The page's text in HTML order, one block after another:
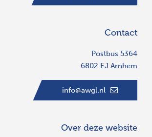
Contact
Postbus 5364
6802 EJ Arnhem
info@awgl.nl
Over deze website